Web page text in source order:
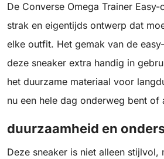
De Converse Omega Trainer
strak en eigentijds ontwerp dat
elke outfit. Het gemak van de
deze sneaker extra handig in
het duurzame materiaal voor
nu een hele dag onderweg bent of
duurzaamheid en
Deze sneaker is niet alleen